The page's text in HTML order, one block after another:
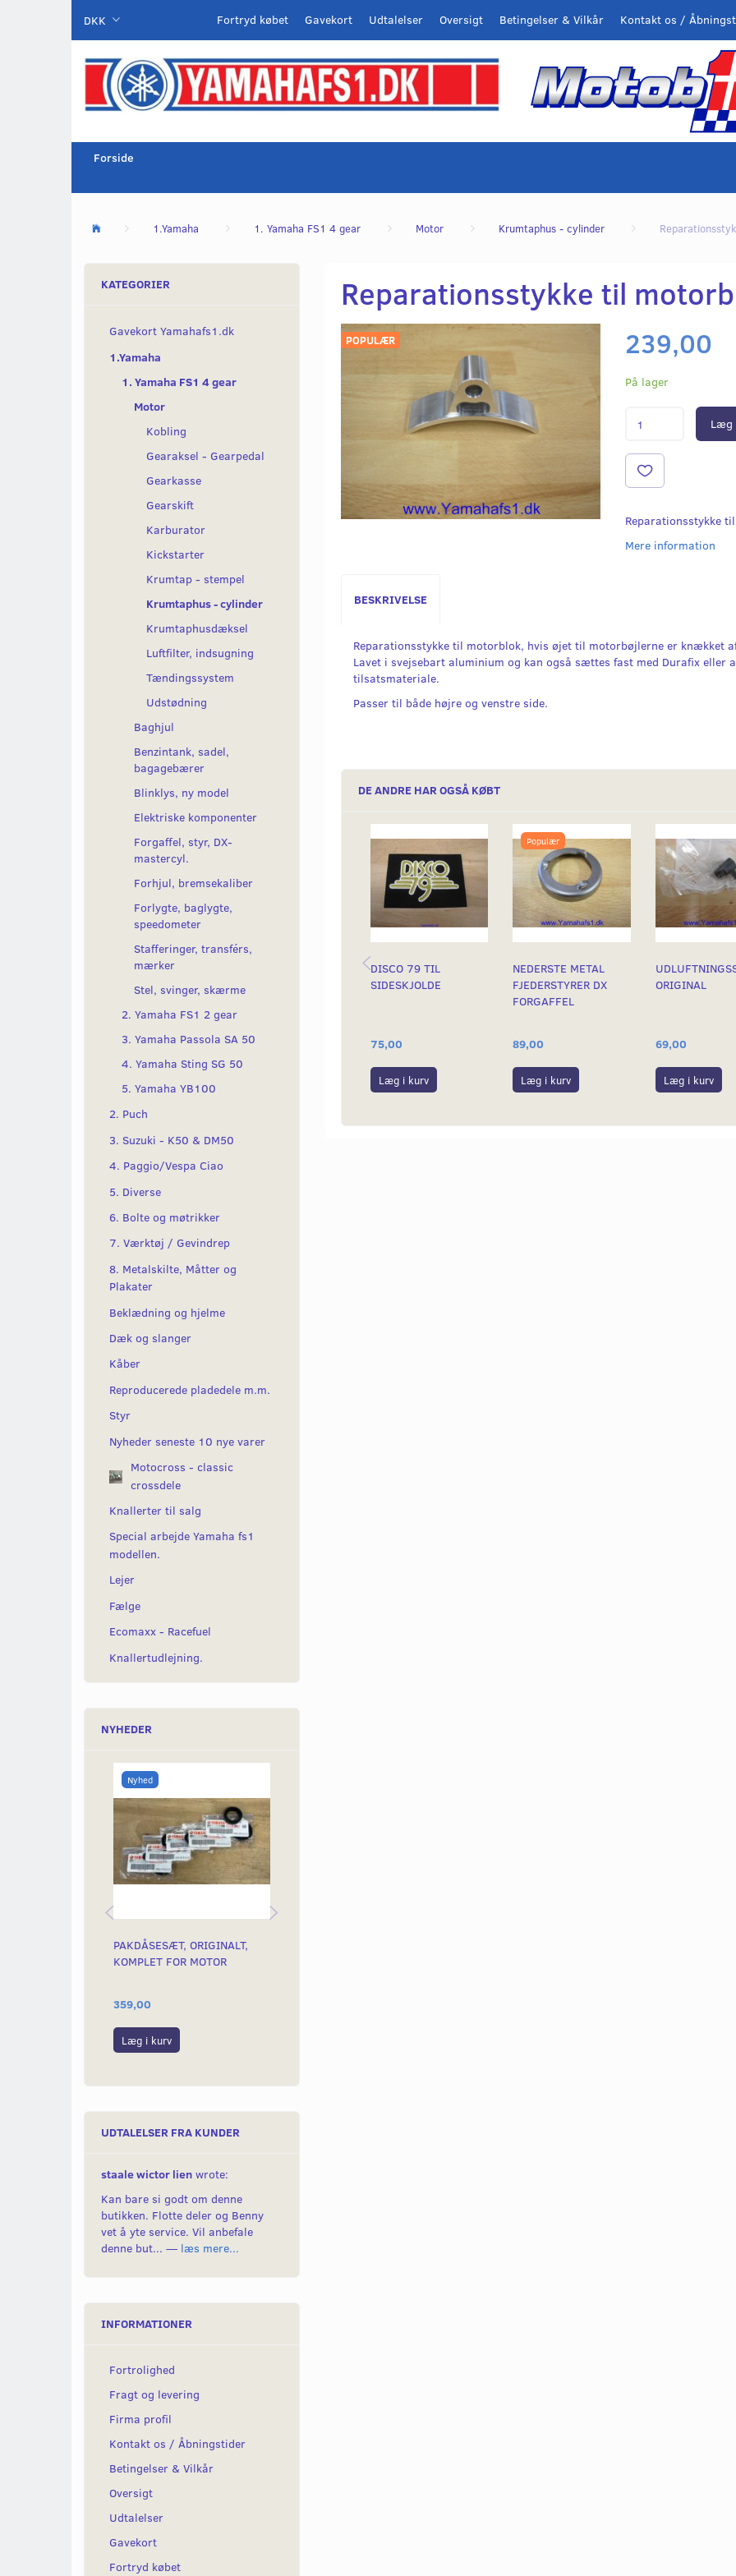
DKK Kontakt os /
Betingelser & Vilkår
Oversigt
Udtalelser
Gavekort
Fortryd købet
Forside
1.Yamaha 1. Yamaha FS1 4 gear Motor Krumtaphus - cylinder
KATEGORIER
Gavekort Yamahafs1.dk
1.Yamaha
1. Yamaha FS1 4 gear
Motor
Kobling
Gearaksel - Gearpedal
Gearkasse
Gearskift
Karburator
Kickstarter
Krumtap - stempel
Krumtaphus - cylinder
Krumtaphusdæksel
Luftfilter, indsugning
Tændingssystem
Udstødning
Baghjul
Benzintank, sadel,
bagagebærer
Blinklys, ny model
Elektriske komponenter
Forgaffel, styr, DX-
mastercyl.
Forhjul, bremsekaliber
Forlygte, baglygte,
speedometer
Stafferinger, transférs,
mærker
Stel, svinger, skærme
2. Yamaha FS1 2 gear
3. Yamaha Passola SA 50
4. Yamaha Sting SG 50
5. Yamaha YB100
2. Puch
3. Suzuki - K50 & DM50
4. Paggio/Vespa Ciao
5. Diverse
6. Bolte og møtrikker
7. Værktøj / Gevindrep
8. Metalskilte, Måtter og
Plakater
Beklædning og hjelme
Dæk og slanger
Kåber
Reproducerede pladedele m.m.
Styr
Nyheder seneste 10 nye varer
Motocross - classic
crossdele
Knallerter til salg
Special arbejde Yamaha fs1
modellen.
Lejer
Fælge
Ecomaxx - Racefuel
Knallertudlejning.
NYHEDER
Nyhed
PAKDÅSESÆT, ORIGINALT,
KOMPLET FOR MOTOR
359,00
Læg i kurv
UDTALELSER FRA KUNDER
staale wictor lien wrote:
Kan bare si godt om denne
butikken. Flotte deler og Benny
vet å yte service. Vil anbefale
denne but... — læs mere...
INFORMATIONER
Fortrolighed
Fragt og levering
Firma profil
Kontakt os / Åbningstider
Betingelser & Vilkår
Oversigt
Udtalelser
Gavekort
Fortryd købet
Reparationsstykke til
POPULÆR 239,00
På lager
Læg
Reparationsstykke
Mere information
BESKRIVELSE
Reparationsstykke til motorblok, hvis øjet til motorbøjlerne er knækket
Lavet i svejsebart aluminium og kan også sættes fast med Durafix eller
tilsatsmateriale.
Passer til både højre og venstre side.
DE ANDRE HAR OGSÅ KØBT
DISCO 79 TIL
SIDESKJOLDE
75,00
Læg i kurv
Populær
NEDERSTE METAL
FJEDERSTYRER DX
FORGAFFEL
89,00
Læg i kurv
ORIGINAL
69,00
Læg i kurv